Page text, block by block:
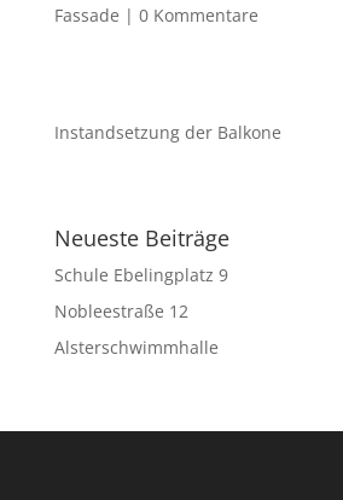
Fassade | 0 Kommentare
Instandsetzung der Balkone
Neueste Beiträge
Schule Ebelingplatz 9
Nobleestraße 12
Alsterschwimmhalle